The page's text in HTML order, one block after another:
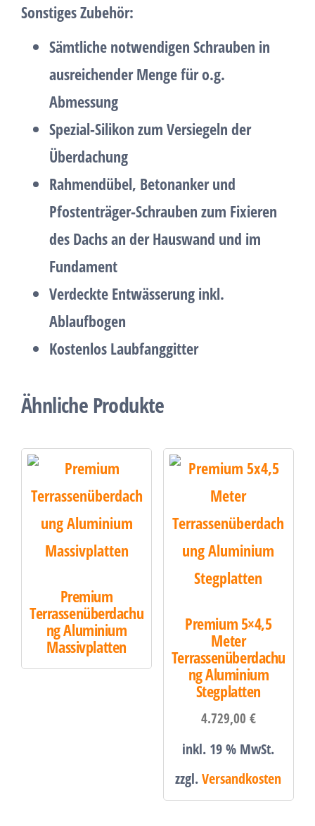
Sonstiges Zubehör:
Sämtliche notwendigen Schrauben in
ausreichender Menge für o.g.
Abmessung
Spezial-Silikon zum Versiegeln der
Überdachung
Rahmendübel, Betonanker und
Pfostenträger-Schrauben zum Fixieren
des Dachs an der Hauswand und im
Fundament
Verdeckte Entwässerung inkl.
Ablaufbogen
Kostenlos Laubfanggitter
Ähnliche Produkte
Premium
Terrassenüberdachu
ng Aluminium
Massivplatten
Premium 5×4,5
Meter
Terrassenüberdachu
ng Aluminium
Stegplatten
4.729,00 €
inkl. 19 % MwSt.
zzgl.Versandkosten